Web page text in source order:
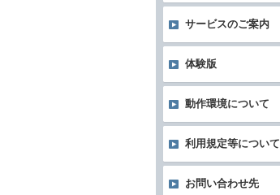
サービスのご案内
体験版
動作環境について
利用規定等について
お問い合わせ先